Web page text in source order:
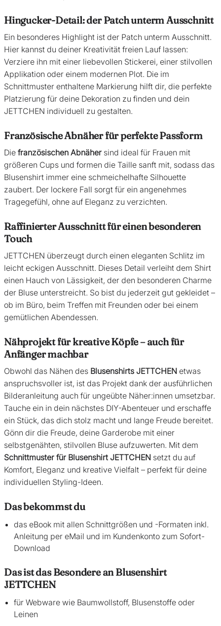
Hingucker-Detail: der Patch unterm Ausschnitt
Ein besonderes Highlight ist der Patch unterm Ausschnitt.
Hier kannst du deiner Kreativität freien Lauf lassen:
Verziere ihn mit einer liebevollen Stickerei, einer stilvollen
Applikation oder einem modernen Plot. Die im
Schnittmuster enthaltene Markierung hilft dir, die perfekte
Platzierung für deine Dekoration zu finden und dein
JETTCHEN individuell zu gestalten.
Französische Abnäher für perfekte Passform
Die französischen Abnäher sind ideal für Frauen mit
größeren Cups und formen die Taille sanft mit, sodass das
Blusenshirt immer eine schmeichelhafte Silhouette
zaubert. Der lockere Fall sorgt für ein angenehmes
Tragegefühl, ohne auf Eleganz zu verzichten.
Raffinierter Ausschnitt für einen besonderen
Touch
JETTCHEN überzeugt durch einen eleganten Schlitz im
leicht eckigen Ausschnitt. Dieses Detail verleiht dem Shirt
einen Hauch von Lässigkeit, der den besonderen Charme
der Bluse unterstreicht. So bist du jederzeit gut gekleidet –
ob im Büro, beim Treffen mit Freunden oder bei einem
gemütlichen Abendessen.
Nähprojekt für kreative Köpfe – auch für
Anfänger machbar
Obwohl das Nähen des Blusenshirts JETTCHEN etwas
anspruchsvoller ist, ist das Projekt dank der ausführlichen
Bilderanleitung auch für ungeübte Näher:innen umsetzbar.
Tauche ein in dein nächstes DIY-Abenteuer und erschaffe
ein Stück, das dich stolz macht und lange Freude bereitet.
Gönn dir die Freude, deine Garderobe mit einer
selbstgenähten, stilvollen Bluse aufzuwerten. Mit dem
Schnittmuster für Blusenshirt JETTCHEN setzt du auf
Komfort, Eleganz und kreative Vielfalt – perfekt für deine
individuellen Styling-Ideen.
Das bekommst du
das eBook mit allen Schnittgrößen und -Formaten inkl.
Anleitung per eMail und im Kundenkonto zum Sofort-
Download
Das ist das Besondere an Blusenshirt
JETTCHEN
für Webware wie Baumwollstoff, Blusenstoffe oder
Leinen